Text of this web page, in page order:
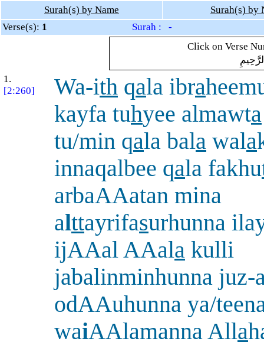
Surah(s) by Name
Surah(s) by
Verse(s): 1
Surah : -
Click on Verse
1.
[2:260]
Wa-ith qala ibra
kayfa tuhyee almawta
tu/min qala bala wala
innaqalbee qala fakhu
arbaAAatan mina
alttayrifasurhunna
ijAAal AAala kulli
jabalinminhunna juz-
odAAuhunna ya/
waiAAlamanna Alla